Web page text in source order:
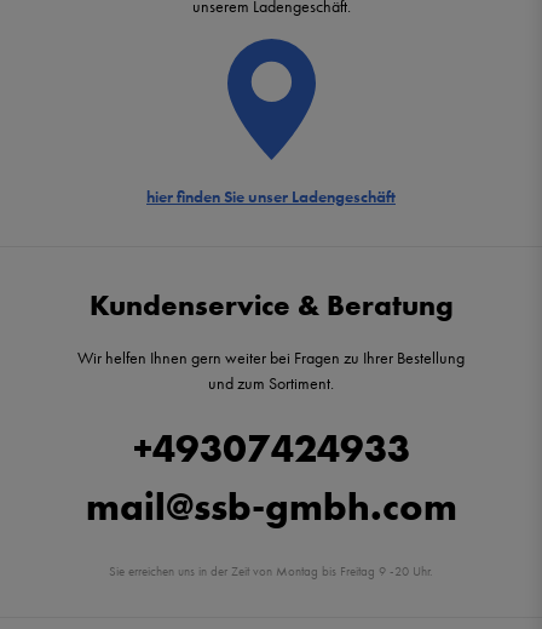
unserem Ladengeschäft.
hier finden Sie unser Ladengeschäft
Kundenservice & Beratung
Wir helfen Ihnen gern weiter bei Fragen zu Ihrer Bestellung
und zum Sortiment.
+49307424933
mail@ssb-gmbh.com
Sie erreichen uns in der Zeit von Montag bis Freitag 9 -20 Uhr.